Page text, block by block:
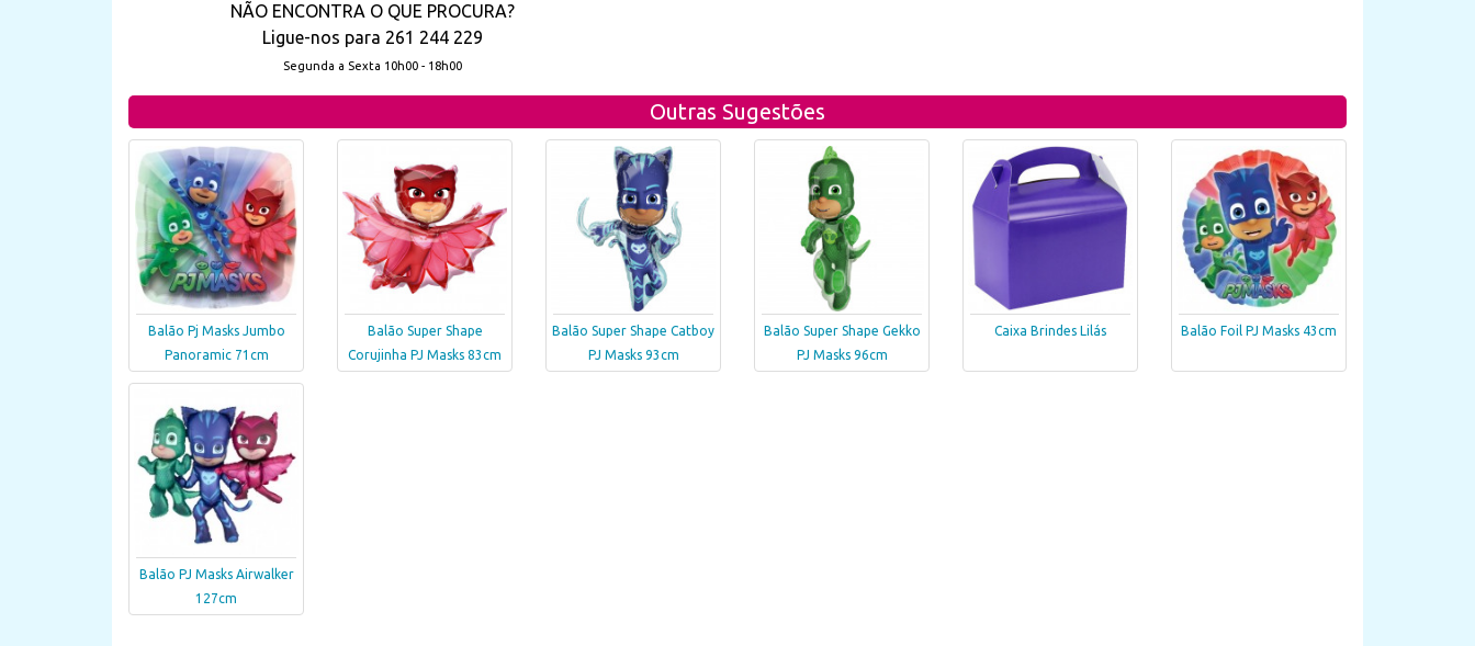
NÃO ENCONTRA O QUE PROCURA?
Ligue-nos para 261 244 229
Segunda a Sexta 10h00 - 18h00
Outras Sugestões
Balão Pj Masks Jumbo
Panoramic 71cm
Balão Super Shape
Corujinha PJ Masks 83cm
Balão Super Shape Catboy
PJ Masks 93cm
Balão Super Shape Gekko
PJ Masks 96cm
Caixa Brindes Lilás Balão Foil PJ Masks 43cm
Balão PJ Masks Airwalker
127cm